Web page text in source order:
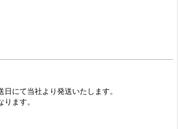
にて当社より発送いたします。
ます。